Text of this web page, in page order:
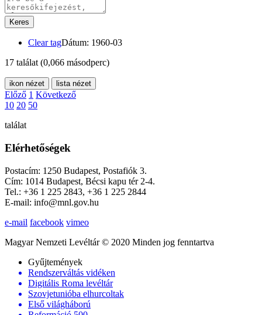
Keres
Clear tagDátum: 1960-03
17 találat (0,066 másodperc)
ikon nézet lista nézet
Előző 1 Következő
10 20 50
találat
Elérhetőségek
Postacím: 1250 Budapest, Postafiók 3.
Cím: 1014 Budapest, Bécsi kapu tér 2-4.
Tel.: +36 1 225 2843, +36 1 225 2844
E-mail: info@mnl.gov.hu
e-mail facebook vimeo
Magyar Nemzeti Levéltár © 2020 Minden jog fenntartva
Gyűjtemények
Rendszerváltás vidéken
Digitális Roma levéltár
Szovjetunióba elhurcoltak
Első világháború